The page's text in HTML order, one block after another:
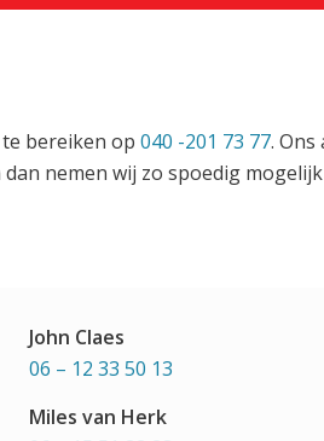
bereiken op 040 -201 73 77. Ons
nemen wij zo spoedig
John Claes
06 – 12 33 50 13
Miles van Herk